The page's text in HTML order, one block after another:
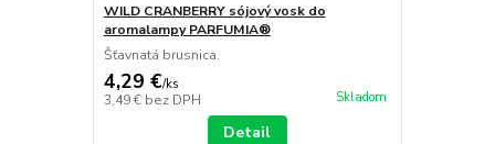
WILD CRANBERRY sójový vosk do
aromalampy PARFUMIA®
Šťavnatá brusnica.
4,29 €/ks
3,49 € bez DPH Skladom
Detail